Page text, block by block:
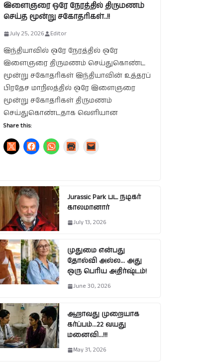
இளைஞரை ஒரே நேரத்தில் திருமணம்
செய்த மூன்று சகோதரிகள்..!!
July 25, 2026 Editor
இந்தியாவில் ஒரே நேரத்தில் ஒரே
இளைஞரை திருமணம் செய்துகொண்ட
மூன்று சகோதரிகள் இந்தியாவின் உத்தரப்
பிரதேச மாநிலத்தில் ஒரே இளைஞரை
மூன்று சகோதரிகள் திருமணம்
செய்துகொண்டதாக வெளியான
Share this:
Jurassic Park பட நடிகர்
காலமானார்
July 13, 2026
முதுமை என்பது
தோல்வி அல்ல… அது
ஒரு பெரிய அதிர்ஷ்டம்!
June 30, 2026
ஆறாவது முறையாக
கர்ப்பம்…22 வயது
மனைவி…!!!
May 31, 2026